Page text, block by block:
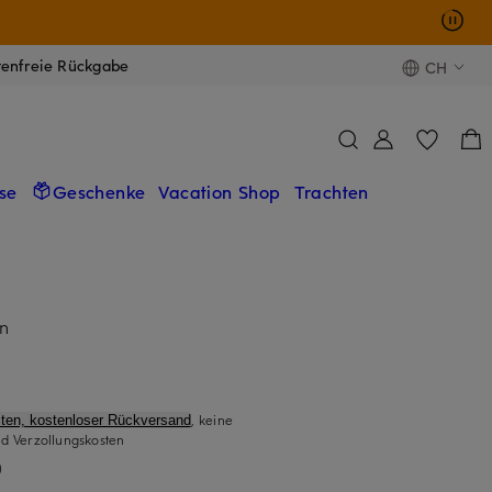
Rückgabe CH
Geschenke Vacation Shop Trachten
kostenloser Rückversand, keine
Verzollungskosten